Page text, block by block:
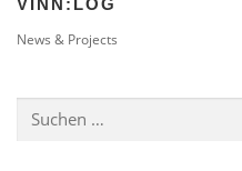
VINN:LOG
News & Projects
nach: